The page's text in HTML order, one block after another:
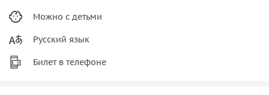
Можно с детьми
Русский язык
Билет в телефоне